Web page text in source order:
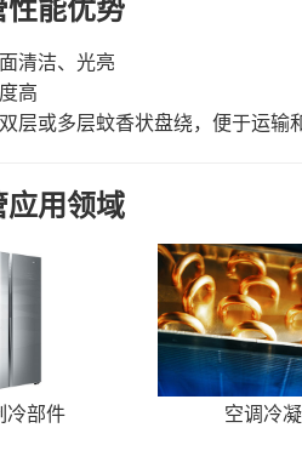
清洁、光亮
高
层或多层蚊香状盘绕，便于运输
用领域
冷部件 空调冷